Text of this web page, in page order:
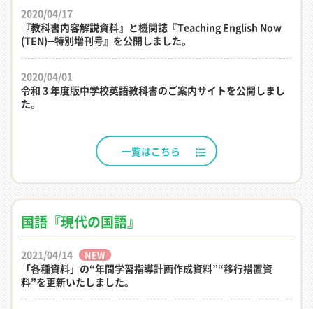
2020/04/17
『教科書内容解説資料』と機関誌『Teaching English Now
(TEN)─特別増刊号』を公開しました。
2020/04/01
令和 3 年度版中学校英語教科書のご案内サイトを公開しまし
た。
一覧はこちら
国語『現代の国語』
2021/04/14 NEW
「各種資料」の“年間学習指導計画作成資料”“移行措置資
料”を更新いたしました。